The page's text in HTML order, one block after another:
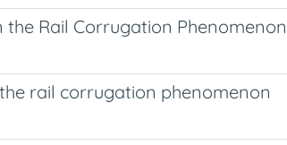
Rail Corrugation Phenomenon
rail corrugation phenomenon